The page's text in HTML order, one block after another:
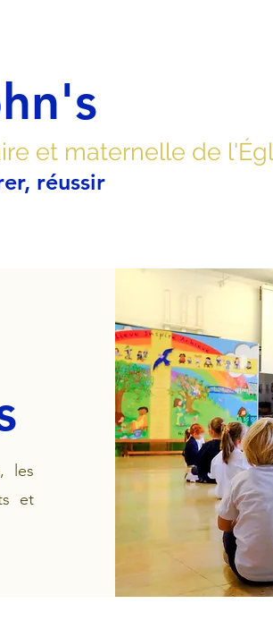
et maternelle de
réussir
les
et